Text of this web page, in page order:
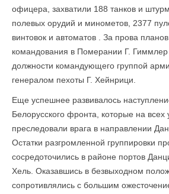
офицера, захватили 188 танков и
полевых орудий и минометов, 2377
винтовок и автоматов . За прова планов
командования в Померании Г. Гиммлер
должности командующего группой
генералом пехоты Г. Хейнрици.
Еще успешнее развивалось
Белорусского фронта, кото­рые на всех
преследовали врага в направлении
Остатки разгромленной группировки
сосредоточились в районе портов
Хель. Оказавшись в безвыходном
сопротивлялись с большим